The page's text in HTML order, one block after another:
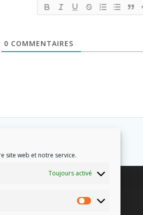
site web et notre service.
Toujours activé
0 COMMENTAIRES